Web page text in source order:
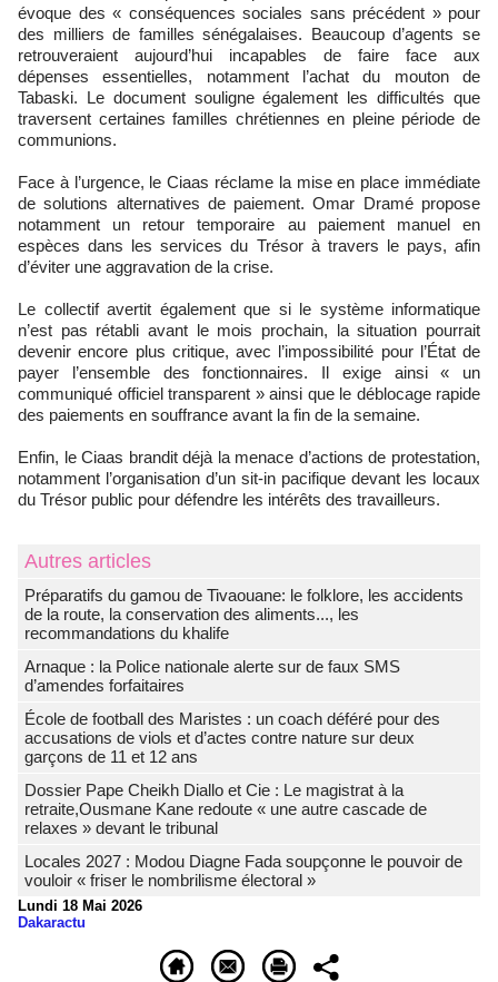
évoque des « conséquences sociales sans précédent » pour
des milliers de familles sénégalaises. Beaucoup d’agents se
retrouveraient aujourd’hui incapables de faire face aux
dépenses essentielles, notamment l’achat du mouton de
Tabaski. Le document souligne également les difficultés que
traversent certaines familles chrétiennes en pleine période de
communions.
Face à l’urgence, le Ciaas réclame la mise en place immédiate
de solutions alternatives de paiement. Omar Dramé propose
notamment un retour temporaire au paiement manuel en
espèces dans les services du Trésor à travers le pays, afin
d’éviter une aggravation de la crise.
Le collectif avertit également que si le système informatique
n’est pas rétabli avant le mois prochain, la situation pourrait
devenir encore plus critique, avec l’impossibilité pour l’État de
payer l’ensemble des fonctionnaires. Il exige ainsi « un
communiqué officiel transparent » ainsi que le déblocage rapide
des paiements en souffrance avant la fin de la semaine.
Enfin, le Ciaas brandit déjà la menace d’actions de protestation,
notamment l’organisation d’un sit-in pacifique devant les locaux
du Trésor public pour défendre les intérêts des travailleurs.
Autres articles
Préparatifs du gamou de Tivaouane: le folklore, les accidents
de la route, la conservation des aliments..., les
recommandations du khalife
Arnaque : la Police nationale alerte sur de faux SMS
d’amendes forfaitaires
École de football des Maristes : un coach déféré pour des
accusations de viols et d’actes contre nature sur deux
garçons de 11 et 12 ans
Dossier Pape Cheikh Diallo et Cie : Le magistrat à la
retraite,Ousmane Kane redoute « une autre cascade de
relaxes » devant le tribunal
Locales 2027 : Modou Diagne Fada soupçonne le pouvoir de
vouloir « friser le nombrilisme électoral »
Lundi 18 Mai 2026
Dakaractu